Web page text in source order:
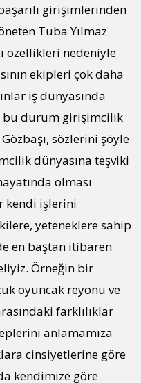
girişimlerinden
Tuba Yılmaz
özellikleri nedeniyle
ekipleri çok daha
iş dünyasında
bu durum girişimcilik
sözlerini şöyle
dünyasına teşviki
olması
kendi işlerini
yeteneklere sahip
en baştan itibaren
Örneğin bir
oyuncak reyonu ve
farklılıklar
anlamamıza
cinsiyetlerine göre
kendimize göre